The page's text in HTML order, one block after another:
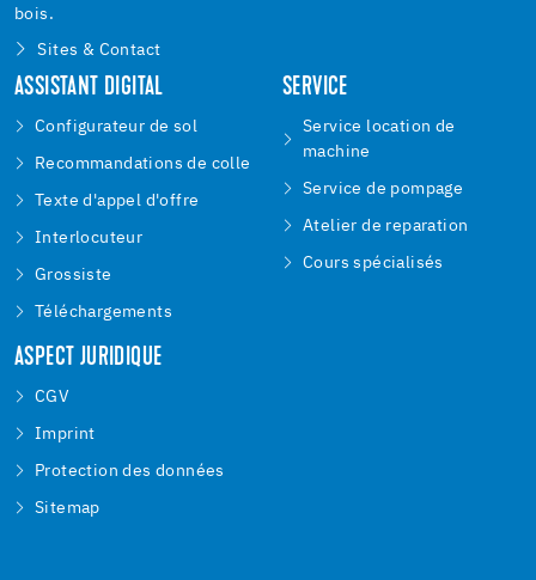
bois.
Sites & Contact
ASSISTANT DIGITAL
Configurateur de sol
Recommandations de colle
Texte d'appel d'offre
Interlocuteur
Grossiste
Téléchargements
SERVICE
Service location de
machine
Service de pompage
Atelier de reparation
Cours spécialisés
ASPECT JURIDIQUE
CGV
Imprint
Protection des données
Sitemap